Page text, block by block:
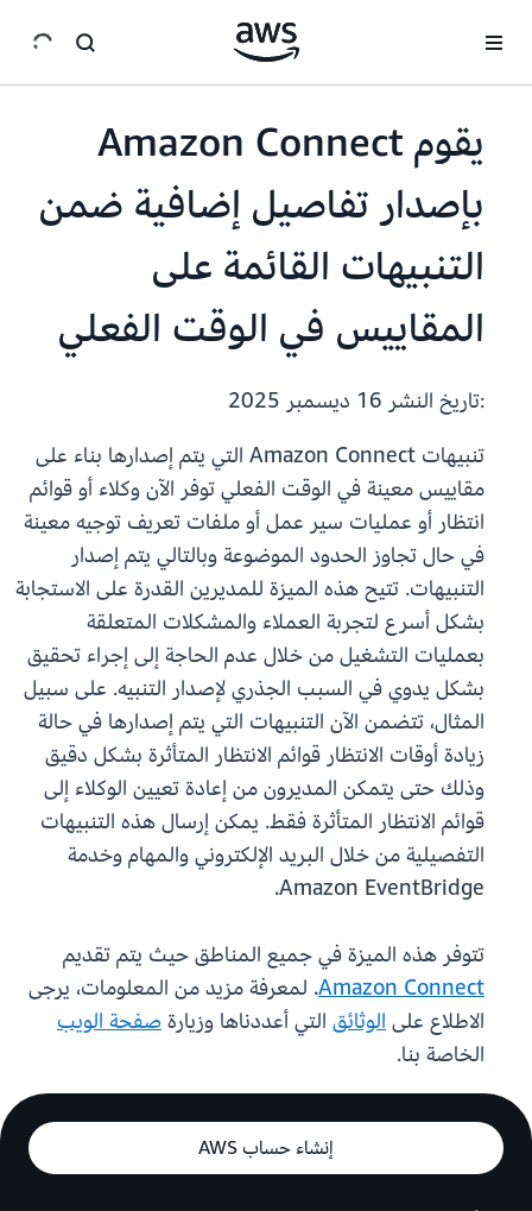
يقوم Amazon Connect
بإصدار تفاصيل إضافية ضمن
التنبيهات القائمة على
المقاييس في الوقت الفعلي
:تاريخ النشر
تنبيهات Amazon Connect التي يتم إصدارها بناء على
مقاييس معينة في الوقت الفعلي توفر الآن وكلاء أو قوائم
انتظار أو عمليات سير عمل أو ملفات تعريف توجيه معينة
في حال تجاوز الحدود الموضوعة وبالتالي يتم إصدار
التنبيهات. تتيح هذه الميزة للمديرين القدرة على الاستجابة
بشكل أسرع لتجربة العملاء والمشكلات المتعلقة
بعمليات التشغيل من خلال عدم الحاجة إلى إجراء تحقيق
بشكل يدوي في السبب الجذري لإصدار التنبيه. على سبيل
المثال، تتضمن الآن التنبيهات التي يتم إصدارها في حالة
زيادة أوقات الانتظار قوائم الانتظار المتأثرة بشكل دقيق
وذلك حتى يتمكن المديرون من إعادة تعيين الوكلاء إلى
قوائم الانتظار المتأثرة فقط. يمكن إرسال هذه التنبيهات
التفصيلية من خلال البريد الإلكتروني والمهام وخدمة
Amazon EventBridge.
تتوفر هذه الميزة في جميع المناطق حيث يتم تقديم
Amazon Connect. لمعرفة مزيد من المعلومات، يرجى
الاطلاع علىالوثائق التي أعددناها وزيارةصفحة الويب
الخاصة بنا.
إنشاء حساب AWS